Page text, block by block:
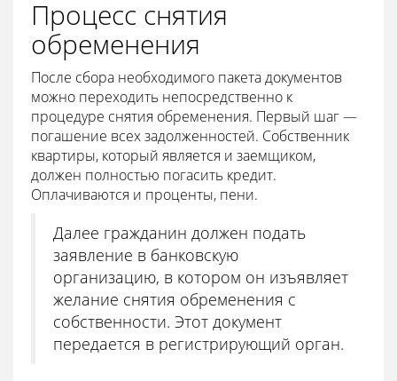
Процесс снятия
обременения
После сбора необходимого пакета документов
можно переходить непосредственно к
процедуре снятия обременения. Первый шаг —
погашение всех задолженностей. Собственник
квартиры, который является и заемщиком,
должен полностью погасить кредит.
Оплачиваются и проценты, пени.
Далее гражданин должен подать
заявление в банковскую
организацию, в котором он изъявляет
желание снятия обременения с
собственности. Этот документ
передается в регистрирующий орган.